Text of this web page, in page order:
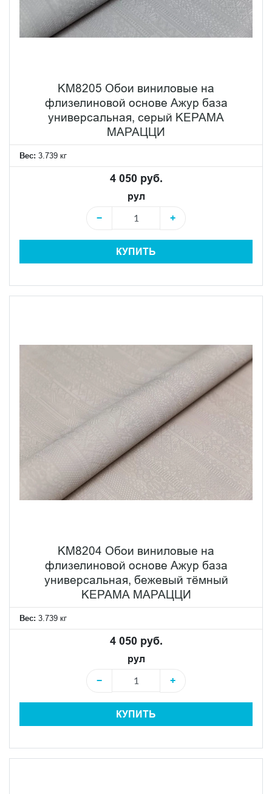
KM8205 Обои виниловые на
флизелиновой основе Ажур база
универсальная, серый KЕРАМА
МАРАЦЦИ
Вес: 3.739 кг
4 050 руб.
рул
−
+
КУПИТЬ
KM8204 Обои виниловые на
флизелиновой основе Ажур база
универсальная, бежевый тёмный
KЕРАМА МАРАЦЦИ
Вес: 3.739 кг
4 050 руб.
рул
−
+
КУПИТЬ